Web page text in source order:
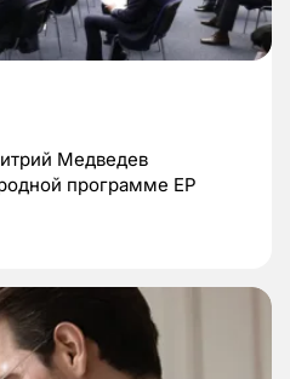
Медведев
программе ЕР